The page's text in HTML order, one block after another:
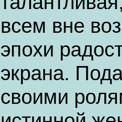
всем вне
эпохи
экрана.
своими